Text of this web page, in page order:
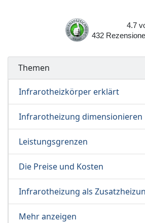
4.7
432
Themen
Infrarotheizkörper erklärt
Infrarotheizung dimensionieren
Leistungsgrenzen
Die Preise und Kosten
Infrarotheizung als
Mehr anzeigen